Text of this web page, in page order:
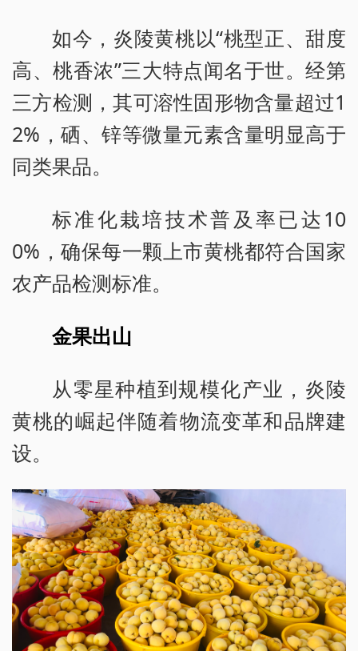
如今，炎陵黄桃以“桃型正、甜度
高、桃香浓”三大特点闻名于世。经第
三方检测，其可溶性固形物含量超过1
2%，硒、锌等微量元素含量明显高于
同类果品。
标准化栽培技术普及率已达10
0%，确保每一颗上市黄桃都符合国家
农产品检测标准。
金果出山
从零星种植到规模化产业，炎陵
黄桃的崛起伴随着物流变革和品牌建
设。